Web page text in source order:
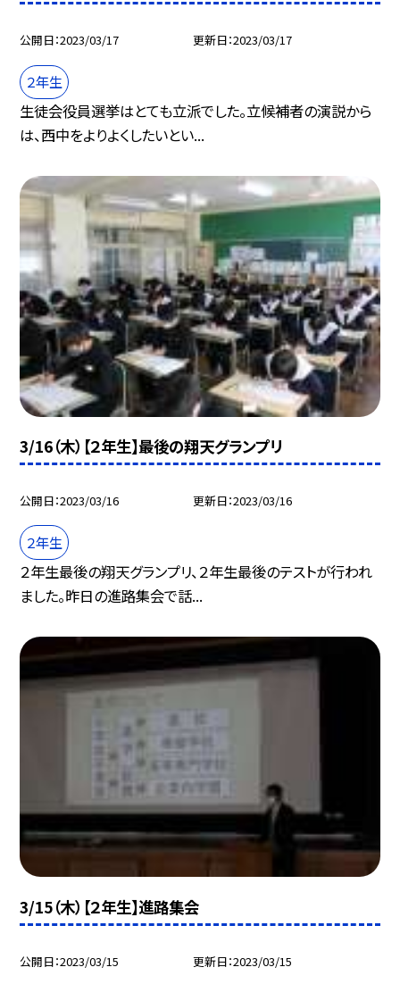
公開日 2023/03/17 更新日 2023/03/17
２年生
生徒会役員選挙はとても立派でした。立候補者の演説から
は、西中をよりよくしたいとい...
3/16（木）【２年生】最後の翔天グランプリ
公開日 2023/03/16 更新日 2023/03/16
２年生
２年生最後の翔天グランプリ、２年生最後のテストが行われ
ました。昨日の進路集会で話...
3/15（木）【２年生】進路集会
公開日 2023/03/15 更新日 2023/03/15